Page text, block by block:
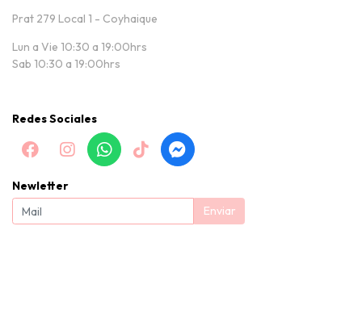
Prat 279 Local 1 - Coyhaique
Lun a Vie 10:30 a 19:00hrs
Sab 10:30 a 19:00hrs
Redes Sociales
Newletter
Enviar